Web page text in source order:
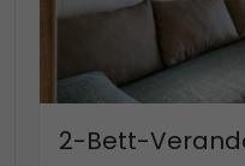
2-Bett-